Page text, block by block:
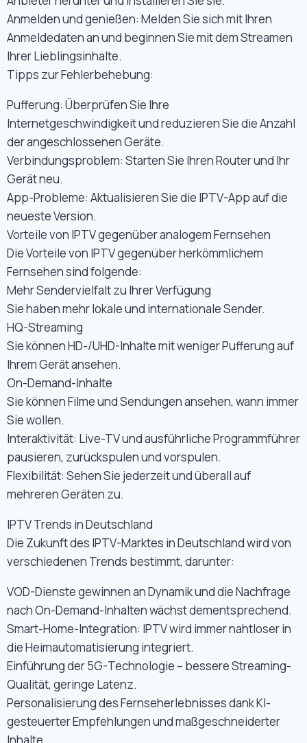
Anmelden und genießen: Melden Sie sich mit Ihren
Anmeldedaten an und beginnen Sie mit dem Streamen
Ihrer Lieblingsinhalte.
Tipps zur Fehlerbehebung:
Pufferung: Überprüfen Sie Ihre
Internetgeschwindigkeit und reduzieren Sie die Anzahl
der angeschlossenen Geräte.
Verbindungsproblem: Starten Sie Ihren Router und Ihr
Gerät neu.
App-Probleme: Aktualisieren Sie die IPTV-App auf die
neueste Version.
Vorteile von IPTV gegenüber analogem Fernsehen
Die Vorteile von IPTV gegenüber herkömmlichem
Fernsehen sind folgende:
Mehr Sendervielfalt zu Ihrer Verfügung
Sie haben mehr lokale und internationale Sender.
HQ-Streaming
Sie können HD-/UHD-Inhalte mit weniger Pufferung auf
Ihrem Gerät ansehen.
On-Demand-Inhalte
Sie können Filme und Sendungen ansehen, wann immer
Sie wollen.
Interaktivität: Live-TV und ausführliche Programmführer
pausieren, zurückspulen und vorspulen.
Flexibilität: Sehen Sie jederzeit und überall auf
mehreren Geräten zu.
IPTV Trends in Deutschland
Die Zukunft des IPTV-Marktes in Deutschland wird von
verschiedenen Trends bestimmt, darunter:
VOD-Dienste gewinnen an Dynamik und die Nachfrage
nach On-Demand-Inhalten wächst dementsprechend.
Smart-Home-Integration: IPTV wird immer nahtloser in
die Heimautomatisierung integriert.
Einführung der 5G-Technologie – bessere Streaming-
Qualität, geringe Latenz.
Personalisierung des Fernseherlebnisses dank KI-
gesteuerter Empfehlungen und maßgeschneiderter
Inhalte.